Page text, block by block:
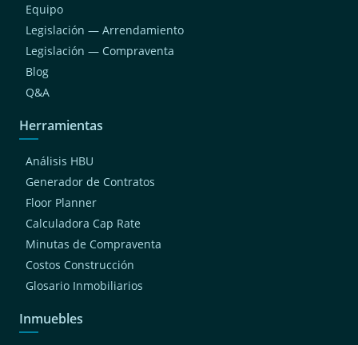
Equipo
Legislación — Arrendamiento
Legislación — Compraventa
Blog
Q&A
Herramientas
Análisis HBU
Generador de Contratos
Floor Planner
Calculadora Cap Rate
Minutas de Compraventa
Costos Construcción
Glosario Inmobiliarios
Inmuebles